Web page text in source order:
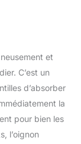
et
C’est un
d’absorber
la
pour bien les
l’oignon